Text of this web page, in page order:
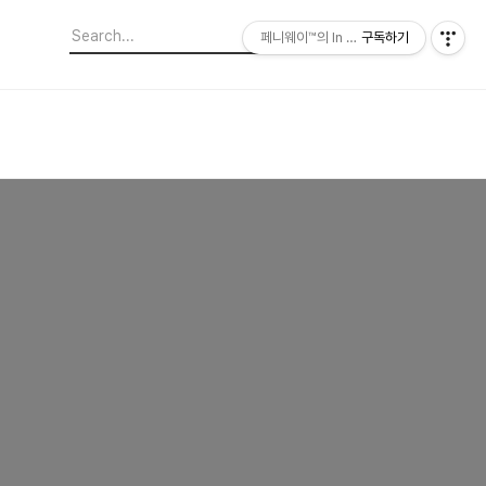
페니웨이™의 In This Film
구독하기